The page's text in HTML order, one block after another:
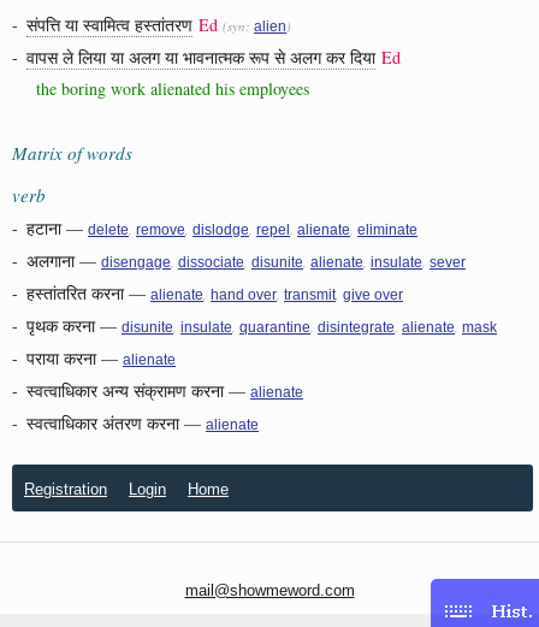
- संपत्ति या स्वामित्व हस्तांतरण Ed (syn: alien )
- वापस ले लिया या अलग या भावनात्मक रूप से अलग कर दिया Ed
the boring work alienated his employees
Matrix of words
verb
- हटाना— delete remove dislodge repel alienate eliminate
- अलगाना— disengage dissociate disunite alienate insulate sever
- हस्तांतरित करना— alienate hand over transmit give over
- पृथक करना— disunite insulate quarantine disintegrate alienate mask
- पराया करना— alienate
- स्वत्वाधिकार अन्य संक्रामण करना— alienate
- स्वत्वाधिकार अंतरण करना— alienate
Registration Login Home
mail@showmeword.com